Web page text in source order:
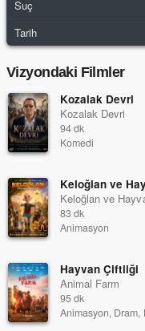
Suç
Tarih
Vizyondaki Filmler
Kozalak Devri
Kozalak Devri
94 dk
Komedi
Keloğlan ve
Keloğlan ve
83 dk
Animasyon
Hayvan Çiftliği
Animal Farm
95 dk
Animasyon, Dram,